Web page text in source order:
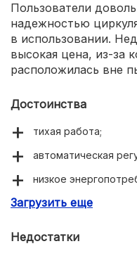
Пользователи
надежностью
в использовании.
высокая цена, из-за
расположилась вне
Достоинства
тихая работа;
автоматическая
низкое
качественная сборка.
Загрузить еще
Недостатки